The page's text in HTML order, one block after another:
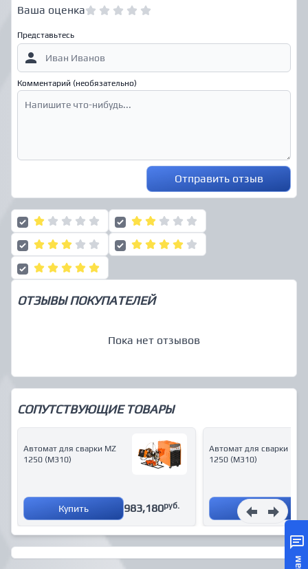
Ваша оценка
Представьтесь
Комментарий (необязательно)
Отправить отзыв
ОТЗЫВЫ ПОКУПАТЕЛЕЙ
Пока нет отзывов
СОПУТСТВУЮЩИЕ ТОВАРЫ
Автомат для сварки MZ
1250 (М310)
Купить 983,180руб.
Автомат для сварки MZ
1250 (М310)
Купить